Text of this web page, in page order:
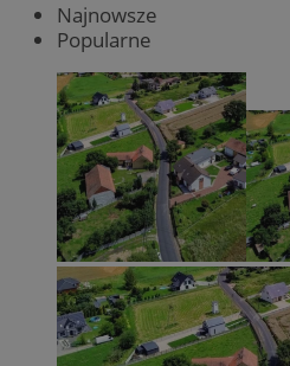
Najnowsze
Popularne